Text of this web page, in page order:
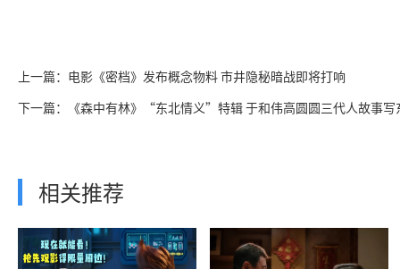
上一篇：电影《密档》发布概念物料 市井隐秘暗战即将打响
下一篇：《森中有林》“东北情义”特辑 于和伟高圆圆三代人故事写
相关推荐